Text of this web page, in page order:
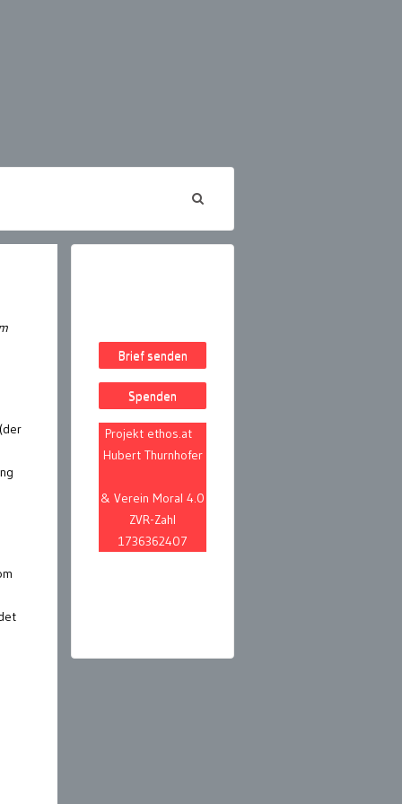
Brief senden
Spenden
Projekt ethos.at
Hubert Thurnhofer
& Verein Moral 4.0
ZVR-Zahl
1736362407